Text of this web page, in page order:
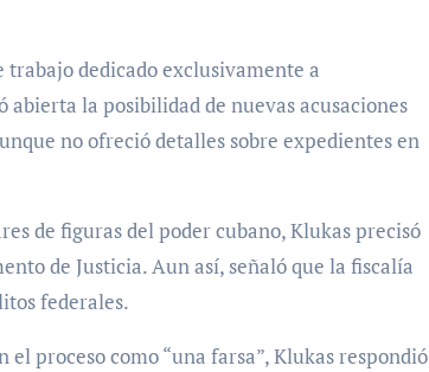
dedicado exclusivamente a
la posibilidad de nuevas acusaciones
no ofreció detalles sobre expedientes en
de figuras del poder cubano, Klukas precisó
de Justicia. Aun así, señaló que la fiscalía
federales.
proceso como “una farsa”, Klukas respondió